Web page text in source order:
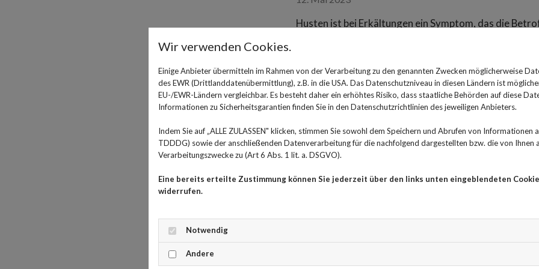
Husten ist bei Erkältungen ein Symptom, das die
Atemwege verschleimt sind und das Abhusten
unterstützend wirken können. Ein Medikament, das
Schleimlöser. Allerdings müssen Patienten hier
Nebenwirkungen hervorrufen kann. Die meisten sind
trotzdem beachtet und eventuell mit Ärztin oder Arzt
Acetylcystein löst den
Der Name des Wirkstoffs “Acetylcystein”, der in
Aminosäure Cystein ab. Wann immer sich zäher
helfen, dass dieser besser abgehustet werden
Ketten, die den Schleim vernetzen, auflösen. Das
Schleims und Erleichterung des Abhustens bei
Einnahme sollte unbedingt mit der Apothekerin oder
Acetylcystein hat neben der erwünschten Wirkung
Medikamente, mit denen sich ACC Akut 600 nicht so
Wir verwenden Cookies.
Einige Anbieter übermitteln im Rahmen von der Verarbeitung zu den genannten Zwecken möglicherweise
des EWR (Drittlanddatenübermittlung), z.B. in die USA. Das Datenschutzniveau in diesen Ländern ist
EU-/EWR-Ländern vergleichbar. Es besteht daher ein erhöhtes Risiko, dass staatliche Behörden auf diese
Informationen zu Sicherheitsgarantien finden Sie in den Datenschutzrichtlinien des jeweiligen Anbieters.
Indem Sie auf „ALLE ZULASSEN" klicken, stimmen Sie sowohl dem Speichern und Abrufen von Informationen
TDDDG) sowie der anschließenden Datenverarbeitung für die nachfolgend dargestellten bzw. die von Ihnen
Verarbeitungszwecke zu (Art 6 Abs. 1 lit. a. DSGVO).
Eine bereits erteilte Zustimmung können Sie jederzeit über den links unten eingeblendeten
widerrufen.
Notwendig
Andere